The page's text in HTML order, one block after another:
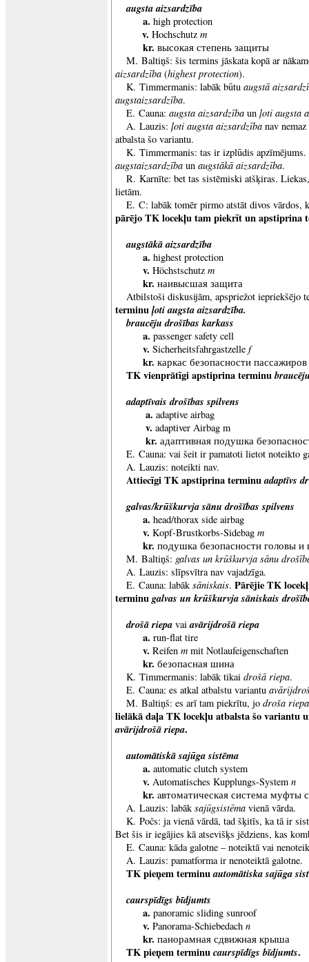
augsta aizsardzība
a. high protection
v. Hochschutz m
kr. высокая степень защиты
M. Baltiņš: šis termins jāskata kopā ar
aizsardzība (highest protection).
K. Timmermanis: labāk būtu augstā
augstaizsardzība.
E. Cauna: augsta aizsardzība un ļoti augsta
A. Lauzis: ļoti augsta aizsardzība nav
atbalsta šo variantu.
K. Timmermanis: tas ir izplūdis apzīmējums.
augstaizsardzība un augstākā aizsardzība.
R. Karnīte: bet tas sistēmiski atšķiras.
lietām.
E. C: labāk tomēr pirmo atstāt divos vārdos,
pārējo TK locekļu tam piekrīt un apstiprina
augstākā aizsardzība
a. highest protection
v. Höchstschutz m
kr. наивысшая защита
Atbilstoši diskusijām, apspriežot iepriekšējo
terminuļoti augsta aizsardzība.
braucēju drošības karkass
a. passenger safety cell
v. Sicherheitsfahrgastzelle f
kr. каркас безопасности пассажиров
TK vienprātīgi apstiprina terminu
adaptīvais drošības spilvens
a. adaptive airbag
v. adaptiver Airbag m
kr. адаптивная подушка
E. Cauna: vai šeit ir pamatoti lietot noteikto
A. Lauzis: noteikti nav.
Attiecīgi TK apstiprina terminuadaptīvs
galvas/krūškurvja sānu drošības spilvens
a. head/thorax side airbag
v. Kopf-Brustkorbs-Sidebag m
kr. подушка безопасности головы и
M. Baltiņš: galvas un krūškurvja sānu
A. Lauzis: slīpsvītra nav vajadzīga.
E. Cauna: labāk sāniskais. Pārējie TK
terminugalvas un krūškurvja sāniskais
drošā riepa vaiavārijdrošā riepa
a. run-flat tire
v. Reifen m mit Notlaufeigenschaften
kr. безопасная шина
K. Timmermanis: labāk tikai drošā riepa.
E. Cauna: es atkal atbalstu variantu
M. Baltiņš: es arī tam piekrītu, jo droša riepa
lielākā daļa TK locekļu atbalsta šo variantu
avārijdrošā riepa.
automātiskā sajūga sistēma
a. automatic clutch system
v. Automatisches Kupplungs-System n
kr. aвтоматическая система муфты
A. Lauzis: labāk sajūgsistēma vienā vārda.
K. Počs: ja vienā vārdā, tad šķitīs, ka tā ir
Bet šis ir iegājies kā atsevišķs jēdziens, kas
E. Cauna: kāda galotne – noteiktā vai
A. Lauzis: pamatforma ir nenoteiktā galotne.
TK pieņem terminuautomātiska sajūga
caurspīdīgs bīdjumts
a. panoramic sliding sunroof
v. Panorama-Schiebedach n
kr. панорамная сдвижная крыша
TK pieņem terminucaurspīdīgs bīdjumts.